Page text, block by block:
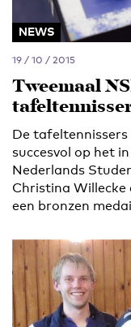
NEWS
19 / 10 / 2015
Tweemaal
De
succesvol op het
Nederlands
Christina Willecke
een bronzen